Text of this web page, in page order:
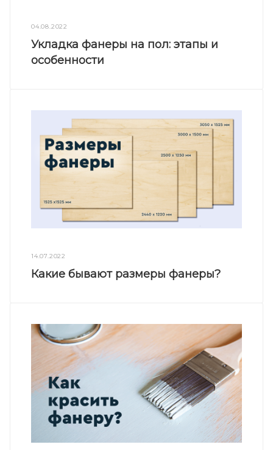
04.08.2022
Укладка фанеры на пол: этапы и
особенности
14.07.2022
Какие бывают размеры фанеры?